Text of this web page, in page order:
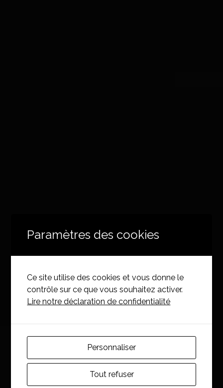
Paramètres des cookies
Ce site utilise des cookies et vous donne le
contrôle sur ce que vous souhaitez activer.
Lire notre déclaration de confidentialité
Personnaliser
Tout refuser